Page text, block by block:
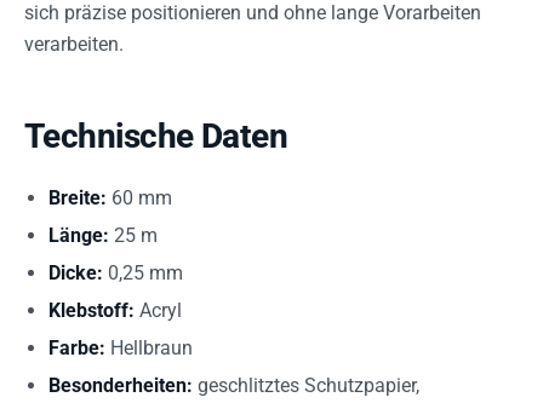
sich präzise positionieren und ohne lange Vorarbeiten
verarbeiten.
Technische Daten
Breite: 60 mm
Länge: 25 m
Dicke: 0,25 mm
Klebstoff: Acryl
Farbe: Hellbraun
Besonderheiten: geschlitztes Schutzpapier,